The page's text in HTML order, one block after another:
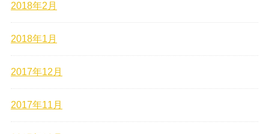
2018年2月
2018年1月
2017年12月
2017年11月